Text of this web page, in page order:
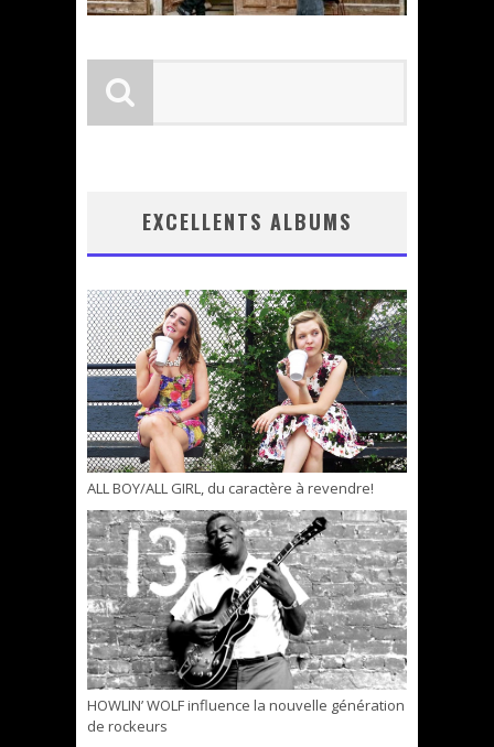
EXCELLENTS ALBUMS
ALL BOY/ALL GIRL, du caractère à revendre!
HOWLIN’ WOLF influence la nouvelle génération
de rockeurs